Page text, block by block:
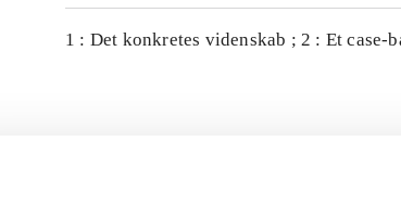
1 : Det konkretes videnskab ; 2 : Et